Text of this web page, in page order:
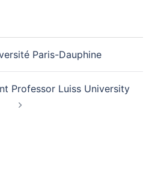
Paris-Dauphine
Professor Luiss University